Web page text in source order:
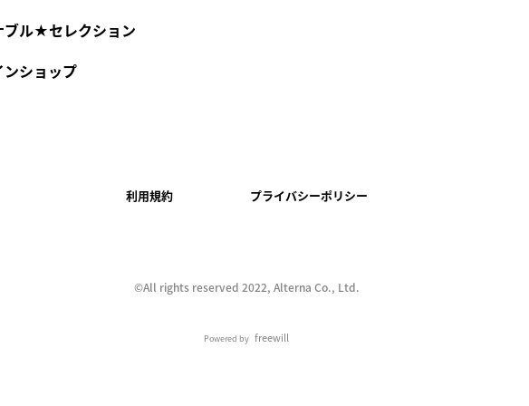
ブル★セレクション
ショップ
利用規約 プライバシーポリシー
©︎All rights reserved 2022, Alterna Co., Ltd.
Powered by freewill